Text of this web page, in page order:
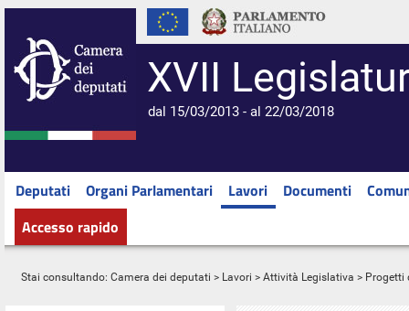
XVII
dal 15/03/2013 - al 22/03/2018
Deputati Organi Parlamentari Lavori Documenti
Accesso rapido
Stai consultando: Camera dei deputati > Lavori > Attività Legislativa > Progetti